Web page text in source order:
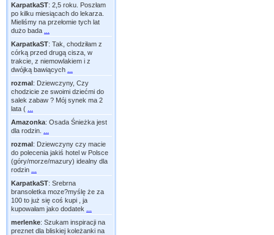
KarpatkaST: 2,5 roku. Poszłam
po kilku miesiącach do lekarza.
Mieliśmy na przełomie tych lat
dużo bada
KarpatkaST: Tak, chodziłam z
córką przed drugą cisza, w
trakcie, z niemowlakiem i z
dwójką bawiących
rozmal: Dziewczyny, Czy
chodzicie ze swoimi dziećmi do
salek zabaw ? Mój synek ma 2
lata (
Amazonka: Osada Śnieżka jest
dla rodzin.
rozmal: Dziewczyny czy macie
do polecenia jakiś hotel w Polsce
(góry/morze/mazury) idealny dla
rodzin
KarpatkaST: Srebrna
bransoletka moze?myślę że za
100 to już się coś kupi , ja
kupowałam jako dodatek
merlenke: Szukam inspiracji na
preznet dla bliskiej koleżanki na